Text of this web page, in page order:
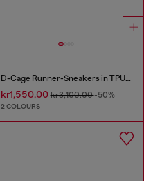
D-Cage Runner-Sneakers in TPU-trimmed ripstop
kr1,550.00kr3,100.00-50%
2 COLOURS